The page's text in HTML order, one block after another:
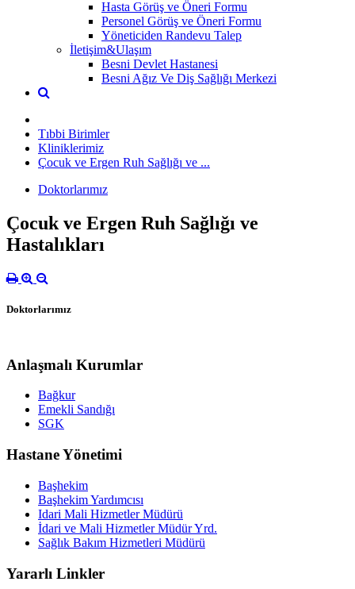
Hasta Görüş ve Öneri Formu
Personel Görüş ve Öneri Formu
Yöneticiden Randevu Talep
İletişim&Ulaşım
Besni Devlet Hastanesi
Besni Ağız Ve Diş Sağlığı Merkezi
Tıbbi Birimler
Kliniklerimiz
Çocuk ve Ergen Ruh Sağlığı ve ...
Doktorlarımız
Çocuk ve Ergen Ruh Sağlığı ve
Hastalıkları
Doktorlarımız
Anlaşmalı Kurumlar
Bağkur
Emekli Sandığı
SGK
Hastane Yönetimi
Başhekim
Başhekim Yardımcısı
Idari Mali Hizmetler Müdürü
İdari ve Mali Hizmetler Müdür Yrd.
Sağlık Bakım Hizmetleri Müdürü
Yararlı Linkler